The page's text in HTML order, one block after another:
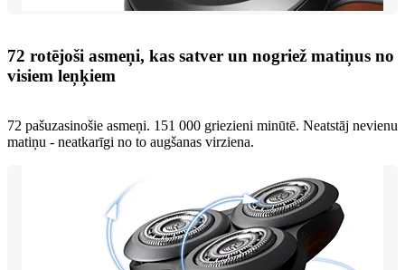
72 rotējoši asmeņi, kas satver un nogriež matiņus no
visiem leņķiem
72 pašuzasinošie asmeņi. 151 000 griezieni minūtē. Neatstāj nevienu
matiņu - neatkarīgi no to augšanas virziena.